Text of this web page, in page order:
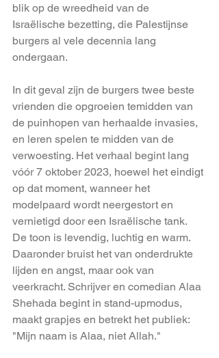
blik op de wreedheid van de
Israëlische bezetting, die Palestijnse
burgers al vele decennia lang
ondergaan.
In dit geval zijn de burgers twee beste
vrienden die opgroeien temidden van
de puinhopen van herhaalde invasies,
en leren spelen te midden van de
verwoesting. Het verhaal begint lang
vóór 7 oktober 2023, hoewel het eindigt
op dat moment, wanneer het
modelpaard wordt neergestort en
vernietigd door een Israëlische tank.
De toon is levendig, luchtig en warm.
Daaronder bruist het van onderdrukte
lijden en angst, maar ook van
veerkracht. Schrijver en comedian Alaa
Shehada begint in stand-upmodus,
maakt grapjes en betrekt het publiek:
"Mijn naam is Alaa, niet Allah."